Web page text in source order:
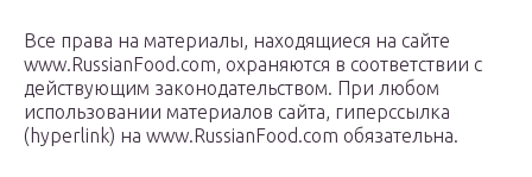
Все права на материалы, находящиеся на сайте
www.RussianFood.com, охраняются в соответствии с
действующим законодательством. При любом
использовании материалов сайта, гиперссылка
(hyperlink) на www.RussianFood.com обязательна.